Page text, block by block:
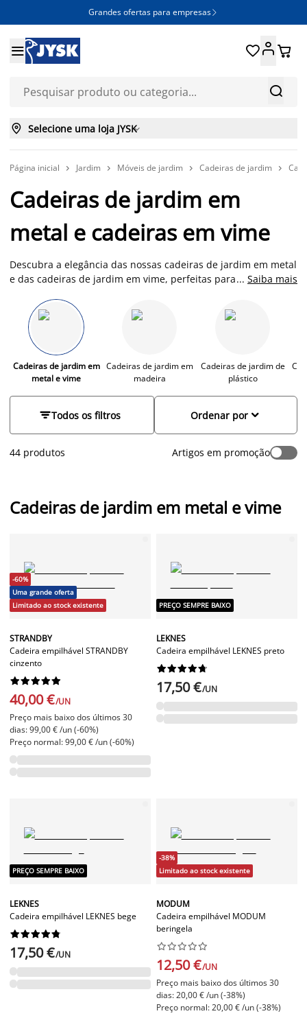
Grandes ofertas para empresas 


 
 Selecione uma loja JYSK
Página inicial  Jardim  Móveis de jardim  Cadeiras de jardim 
Cadeiras de jardim em
metal e cadeiras em vime
Descubra a elegância das nossas cadeiras de jardim em metal
e das cadeiras de jardim em vime, perfeitas para qualquer
desfrutar de uma bebida tranquila na varanda, estas cadeiras
combinam durabilidade com design escandinavo elegante,
garantindo conforto e estilo que se adapta perfeitamente ao
seu ambiente exterior.
... Saiba mais
Cadeiras de jardim em
metal e vime
Cadeiras de jardim em
madeira
Cadeiras de jardim de
plástico
Todos os filtros 
Ordenar por
44 produtos Artigos em promoção
Cadeiras de jardim em metal e vime
-60%
Uma grande oferta
Limitado ao stock existente
STRANDBY
Cadeira empilhável STRANDBY
cinzento






40,00 €/UN
Preço mais baixo dos últimos 30
dias: 99,00 € /un (-60%)
Preço normal: 99,00 € /un (-60%)
PREÇO SEMPRE BAIXO
LEKNES
Cadeira empilhável LEKNES preto






17,50 €/UN
PREÇO SEMPRE BAIXO
LEKNES
Cadeira empilhável LEKNES bege






17,50 €/UN
-38%
Limitado ao stock existente
MODUM
Cadeira empilhável MODUM
beringela






12,50 €/UN
Preço mais baixo dos últimos 30
dias: 20,00 € /un (-38%)
Preço normal: 20,00 € /un (-38%)